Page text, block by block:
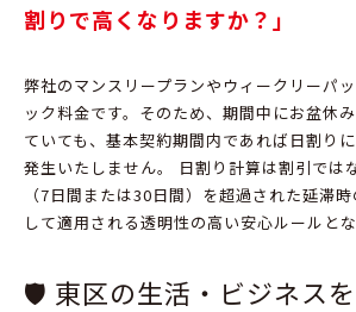
割りで高くなりますか？」
弊社のマンスリープランやウィークリーパッ
ック料金です。 そのため、 期間中にお盆休
ていても、 基本契約期間内であれば日割り
発生いたしません。
日割り計算は割引では
（7日間または30日間）を超過された延滞
して適用される透明性の高い安心ルール と
🛡️ 東区の生活・ビジネスを